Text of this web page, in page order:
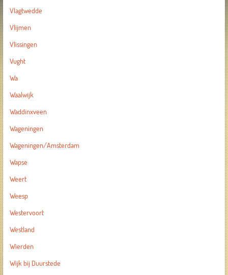
Vlagtwedde
Vlijmen
Vlissingen
Vught
Wa
Waalwijk
Waddinxveen
Wageningen
Wageningen/Amsterdam
Wapse
Weert
Weesp
Westervoort
Westland
Wierden
Wijk bij Duurstede